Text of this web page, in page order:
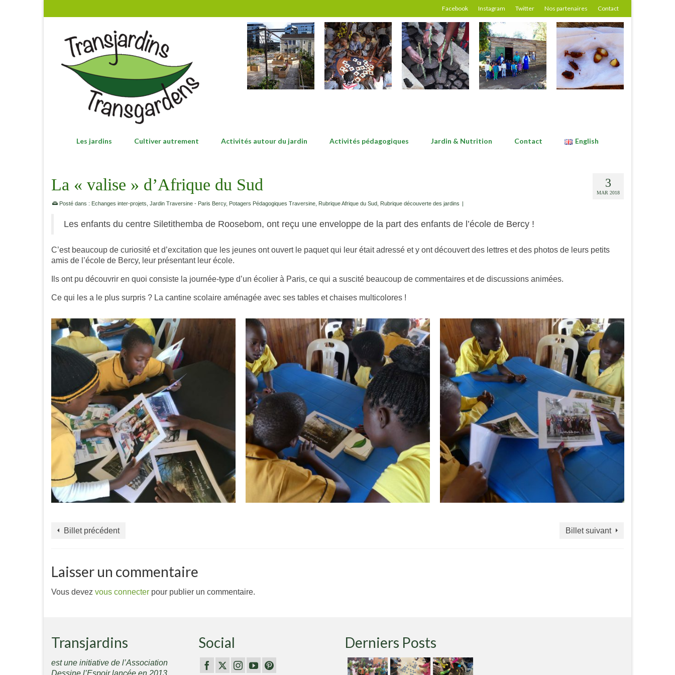
Facebook Instagram Twitter Nos partenaires Contact
Les jardins Cultiver autrement Activités autour du jardin Activités pédagogiques Jardin & Nutrition Contact English
3
MAR 2018
La « valise » d’Afrique du Sud
Posté dans : Echanges inter-projets Jardin Traversine - Paris Bercy, Potagers Pédagogiques Traversine Rubrique Afrique du Sud Rubrique découverte des jardins |
Les enfants du centre Siletithemba de Roosebom, ont reçu une enveloppe de la part des enfants de l’école de Bercy !
C’est beaucoup de curiosité et d’excitation que les jeunes ont ouvert le paquet qui leur était adressé et y ont découvert des lettres et des photos de leurs petits
amis de l’école de Bercy, leur présentant leur école.
Ils ont pu découvrir en quoi consiste la journée-type d’un écolier à Paris, ce qui a suscité beaucoup de commentaires et de discussions animées.
Ce qui les a le plus surpris ? La cantine scolaire aménagée avec ses tables et chaises multicolores !
Billet précédent Billet suivant
Laisser un commentaire
Vous devez vous connecter pour publier un commentaire.
Transjardins
est une initiative de l’Association
Dessine l’Espoir lancée en 2013
Social Derniers Posts